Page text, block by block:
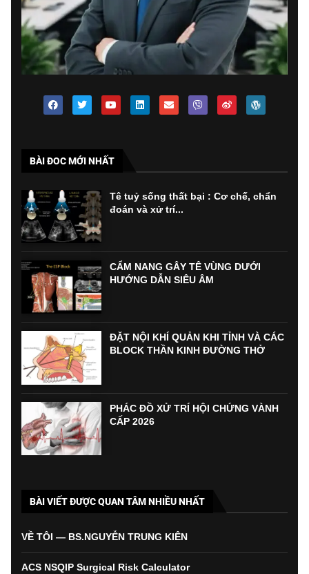
BÀI ĐOC MỚI NHẤT
Tê tuỷ sống thất bại : Cơ chế, chẩn
đoán và xử trí...
CẨM NANG GÂY TÊ VÙNG DƯỚI
HƯỚNG DẪN SIÊU ÂM
ĐẶT NỘI KHÍ QUẢN KHI TỈNH VÀ CÁC
BLOCK THẦN KINH ĐƯỜNG THỞ
PHÁC ĐỒ XỬ TRÍ HỘI CHỨNG VÀNH
CẤP 2026
BÀI VIẾT ĐƯỢC QUAN TÂM NHIỀU NHẤT
VỀ TÔI — BS.NGUYỄN TRUNG KIÊN
ACS NSQIP Surgical Risk Calculator